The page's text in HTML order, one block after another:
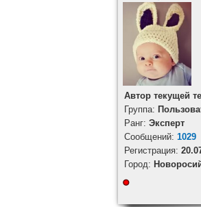
Автор текущей
Группа:
Ранг: Эксперт
Cообщений: 1029
Регистрация:
Город: